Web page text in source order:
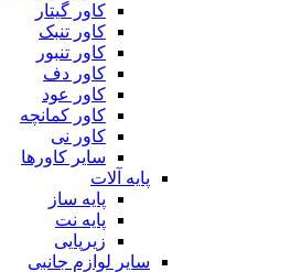
کاور گیتار
کاور تنبک
کاور تنبور
کاور دف
کاور عود
کاور کمانچه
کاور نی
سایر کاورها
پایه آلات
پایه ساز
پایه نت
زیرپایی
سایر لوازم جانبی